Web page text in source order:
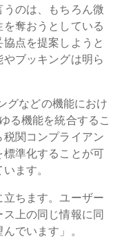
のは、もちろん微
奪おうとしている
点を提案しようと
ブッキングは明ら
グなどの機能におけ
る機能を統合するこ
税関コンプライアン
標準化することが可
ます。
立ちます。ユーザー
上の同じ情報に同
でいます」。